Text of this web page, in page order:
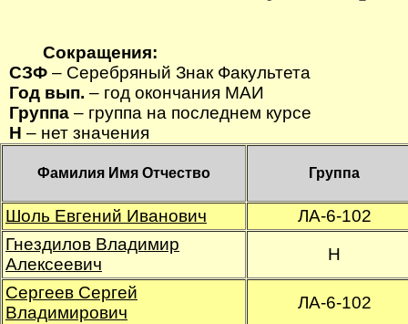
Сокращения:
СЗФ – Серебряный Знак Факультета
Год вып. – год окончания МАИ
Группа – группа на последнем курсе
Н – нет значения
Фамилия Имя Отчество Группа
Шоль Евгений Иванович
ЛА-6-102
Гнездилов Владимир
Алексеевич
Н
Сергеев Сергей
Владимирович
ЛА-6-102